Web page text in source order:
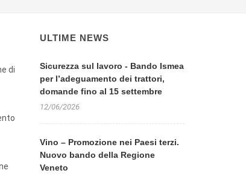
di
ULTIME NEWS
Sicurezza sul lavoro - Bando Ismea
per l’adeguamento dei trattori,
domande fino al 15 settembre
12/06/2026
Vino – Promozione nei Paesi terzi.
Nuovo bando della Regione
Veneto